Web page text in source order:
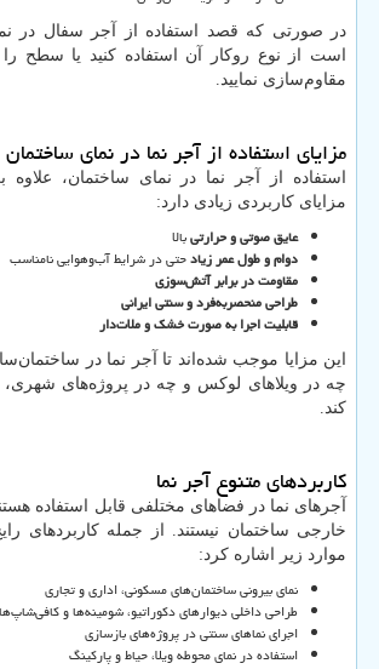
در صورتی که قصد استفاده از آجر سفال در
است از نوع روکار آن استفاده کنید یا سطح
مقاوم‌سازی نمایید.
مزایای استفاده از آجر نما در نمای ساختمان
استفاده از آجر نما در نمای ساختمان، علاوه
مزایای کاربردی زیادی دارد:
عایق صوتی و حرارتیبالا
دوام و طول عمر زیادحتی در شرایط آب‌وهوایی نامناسب
مقاومت در برابر آتش‌سوزی
طراحی منحصر‌به‌فرد و سنتی ایرانی
قابلیت اجرا به صورت خشک و ملات‌دار
این مزایا موجب شده‌اند تا آجر نما در
چه در ویلاهای لوکس و چه در پروژه‌های شهری،
کند.
کاربردهای متنوع آجر نما
آجرهای نما در فضاهای مختلفی قابل استفاده
خارجی ساختمان نیستند. از جمله کاربردهای
موارد زیر اشاره کرد:
نمای بیرونی ساختمان‌های مسکونی، اداری و تجاری
طراحی داخلی دیوارهای دکوراتیو، شومینه‌ها و کافی‌شاپ‌ها
اجرای نماهای سنتی در پروژه‌های بازسازی
استفاده در نمای محوطه ویلا، حیاط و پارکینگ